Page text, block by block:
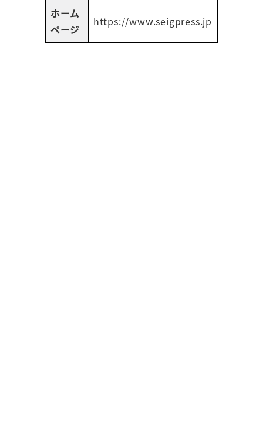
ホーム
ページ
https://www.seigpress.jp